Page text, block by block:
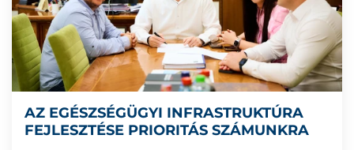
AZ EGÉSZSÉGÜGYI INFRASTRUKTÚRA
FEJLESZTÉSE PRIORITÁS SZÁMUNKRA